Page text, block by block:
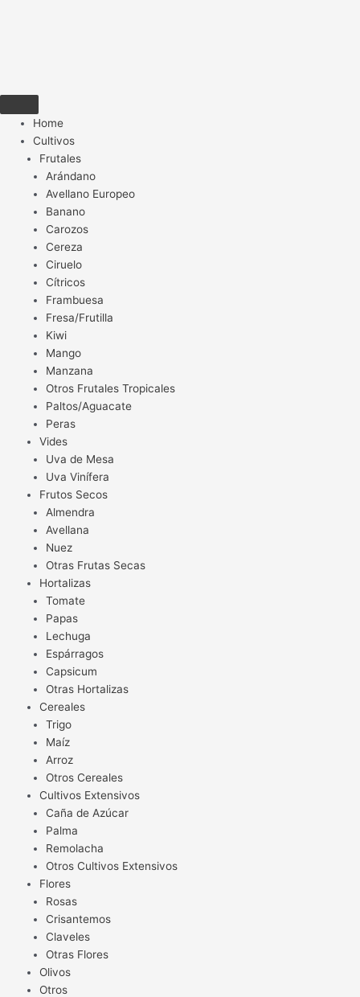
Home
Cultivos
Frutales
Arándano
Avellano Europeo
Banano
Carozos
Cereza
Ciruelo
Cítricos
Frambuesa
Fresa/Frutilla
Kiwi
Mango
Manzana
Otros Frutales Tropicales
Paltos/Aguacate
Peras
Vides
Uva de Mesa
Uva Vinífera
Frutos Secos
Almendra
Avellana
Nuez
Otras Frutas Secas
Hortalizas
Tomate
Papas
Lechuga
Espárragos
Capsicum
Otras Hortalizas
Cereales
Trigo
Maíz
Arroz
Otros Cereales
Cultivos Extensivos
Caña de Azúcar
Palma
Remolacha
Otros Cultivos Extensivos
Flores
Rosas
Crisantemos
Claveles
Otras Flores
Olivos
Otros